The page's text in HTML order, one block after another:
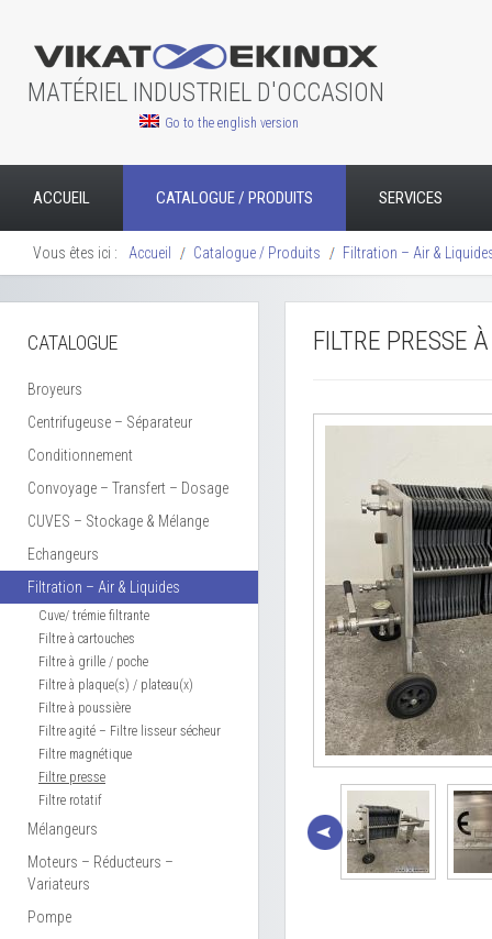
MATÉRIEL INDUSTRIEL D'OCCASION
ACCUEIL CATALOGUE / PRODUITS SERVICES
Go to the english version
Vous êtes ici : Accueil Catalogue / Produits Filtration – Air &
CATALOGUE
Broyeurs
Centrifugeuse – Séparateur
Conditionnement
Convoyage – Transfert – Dosage
CUVES – Stockage & Mélange
Echangeurs
Filtration – Air & Liquides
Cuve/ trémie filtrante
Filtre à cartouches
Filtre à grille / poche
Filtre à plaque(s) / plateau(x)
Filtre à poussière
Filtre agité – Filtre lisseur sécheur
Filtre magnétique
Filtre presse
Filtre rotatif
Mélangeurs
Moteurs – Réducteurs –
Variateurs
Pompe
FILTRE PRESSE